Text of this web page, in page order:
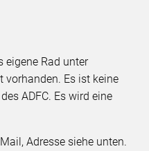
eigene Rad unter
vorhanden. Es ist keine
ADFC. Es wird eine
Adresse siehe unten.